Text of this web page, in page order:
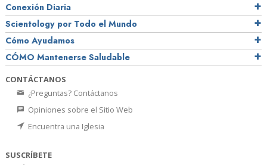
Conexión Diaria
Scientology por Todo el Mundo
Cómo Ayudamos
CÓMO Mantenerse Saludable
CONTÁCTANOS
¿Preguntas? Contáctanos
Opiniones sobre el Sitio Web
Encuentra una Iglesia
SUSCRÍBETE